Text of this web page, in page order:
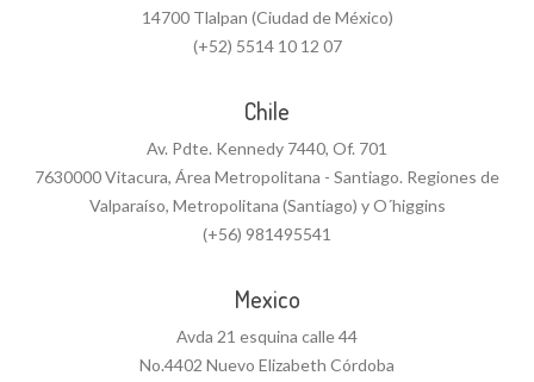
14700 Tlalpan (Ciudad de México)
(+52) 5514 10 12 07
Chile
Av. Pdte. Kennedy 7440, Of. 701
7630000 Vitacura, Área Metropolitana - Santiago. Regiones de
Valparaíso, Metropolitana (Santiago) y O´higgins
(+56) 981495541
Mexico
Avda 21 esquina calle 44
No.4402 Nuevo Elizabeth Córdoba